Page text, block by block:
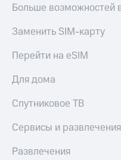
Больше возможностей
Заменить SIM-карту
Перейти на eSIM
Для дома
Спутниковое ТВ
Сервисы и развлечения
Развлечения